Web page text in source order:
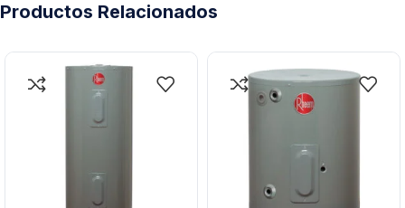
Productos Relacionados